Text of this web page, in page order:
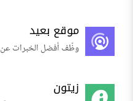
موقع بعيد
وظّف أفضل الخبرات عن
زيتون